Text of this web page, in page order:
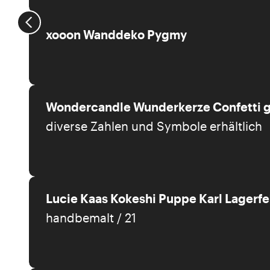
xooon Wanddeko Pygmy
Wondercandle Wunderkerze Confetti
diverse Zahlen und Symbole erhältlich
Lucie Kaas Kokeshi Puppe Karl
handbemalt / 21